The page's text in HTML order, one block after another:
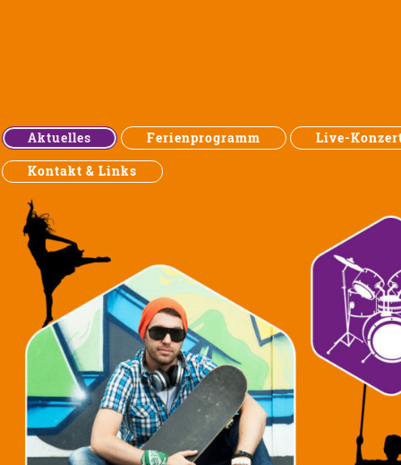
Aktuelles Ferienprogramm
Live-
Kontakt & Links